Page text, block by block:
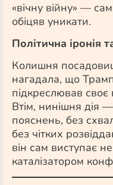
«вічну війну» —
обіцяв уникати.
Політична іронія
Колишня
нагадала, що
підкреслював своє
Втім, нинішня дія
пояснень, без
без чітких
він сам виступає
каталізатором